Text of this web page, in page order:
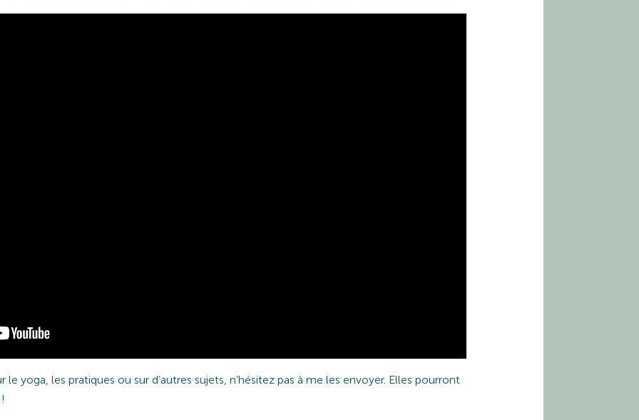
le yoga, les pratiques ou sur d’autres sujets, n’hésitez pas à me les envoyer. Elles pourront